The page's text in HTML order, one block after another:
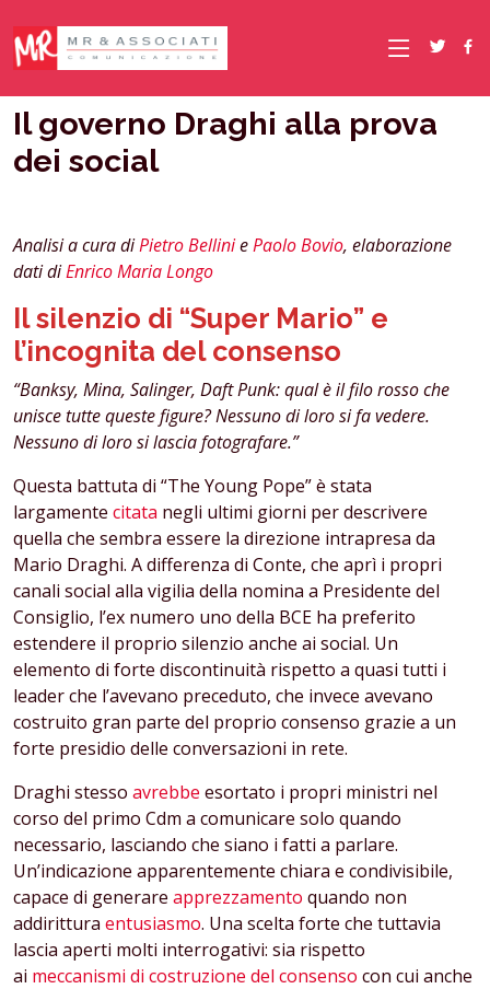
Il governo Draghi alla prova
dei social
Analisi a cura diPietro BelliniePaolo Bovio, elaborazione
dati diEnrico Maria Longo
Il silenzio di “Super Mario” e
l’incognita del consenso
“Banksy, Mina, Salinger, Daft Punk: qual è il filo rosso che
unisce tutte queste figure? Nessuno di loro si fa vedere.
Nessuno di loro si lascia fotografare.”
Questa battuta di “The Young Pope” è stata
largamente citata negli ultimi giorni per descrivere
quella che sembra essere la direzione intrapresa da
Mario Draghi. A differenza di Conte, che aprì i propri
canali social alla vigilia della nomina a Presidente del
Consiglio, l’ex numero uno della BCE ha preferito
estendere il proprio silenzio anche ai social. Un
elemento di forte discontinuità rispetto a quasi tutti i
leader che l’avevano preceduto, che invece avevano
costruito gran parte del proprio consenso grazie a un
forte presidio delle conversazioni in rete.
Draghi stesso avrebbe esortato i propri ministri nel
corso del primo Cdm a comunicare solo quando
necessario, lasciando che siano i fatti a parlare.
Un’indicazione apparentemente chiara e condivisibile,
capace di generare apprezzamento quando non
addirittura entusiasmo. Una scelta forte che tuttavia
lascia aperti molti interrogativi: sia rispetto
ai meccanismi di costruzione del consenso con cui anche